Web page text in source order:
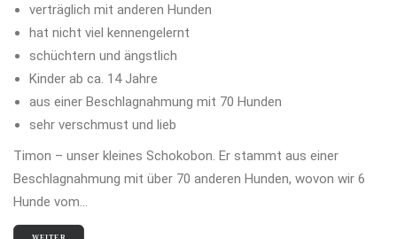
verträglich mit anderen Hunden
hat nicht viel kennengelernt
schüchtern und ängstlich
Kinder ab ca. 14 Jahre
aus einer Beschlagnahmung mit 70 Hunden
sehr verschmust und lieb
Timon – unser kleines Schokobon. Er stammt aus einer
Beschlagnahmung mit über 70 anderen Hunden, wovon wir 6
Hunde vom…
WEITER